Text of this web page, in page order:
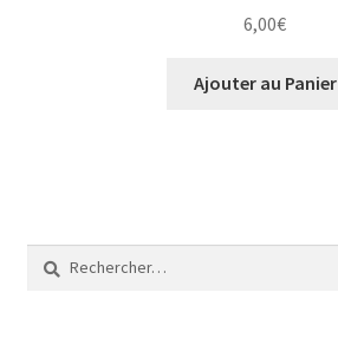
6,00€
Ajouter au Panier
Rechercher :